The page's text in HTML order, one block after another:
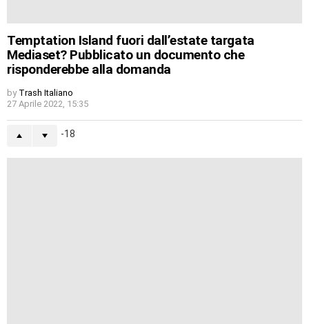
Temptation Island fuori dall’estate targata
Mediaset? Pubblicato un documento che
risponderebbe alla domanda
by Trash Italiano
27 Aprile 2022, 15:35
-18